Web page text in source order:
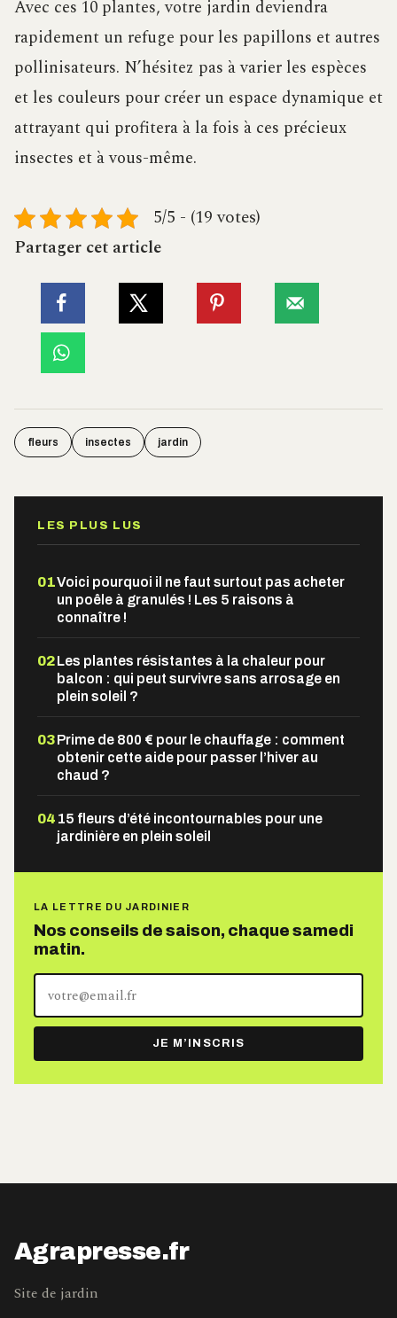
Avec ces 10 plantes, votre jardin deviendra
rapidement un refuge pour les papillons et autres
pollinisateurs. N’hésitez pas à varier les espèces
et les couleurs pour créer un espace dynamique et
attrayant qui profitera à la fois à ces précieux
insectes et à vous-même.
5/5 - (19 votes)
Partager cet article
fleurs insectes jardin
LES PLUS LUS
01Voici pourquoi il ne faut surtout pas acheter
un poêle à granulés ! Les 5 raisons à
connaître !
02Les plantes résistantes à la chaleur pour
balcon : qui peut survivre sans arrosage en
plein soleil ?
03Prime de 800 € pour le chauffage : comment
obtenir cette aide pour passer l’hiver au
chaud ?
04 15 fleurs d’été incontournables pour une
jardinière en plein soleil
LA LETTRE DU JARDINIER
Nos conseils de saison, chaque samedi
matin.
adresse
e-
mail
JE M’INSCRIS
Agrapresse.fr
Site de jardin